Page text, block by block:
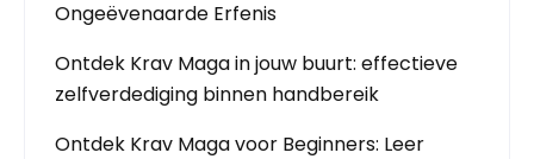
Ongeëvenaarde Erfenis
Ontdek Krav Maga in jouw buurt: effectieve
zelfverdediging binnen handbereik
Ontdek Krav Maga voor Beginners: Leer